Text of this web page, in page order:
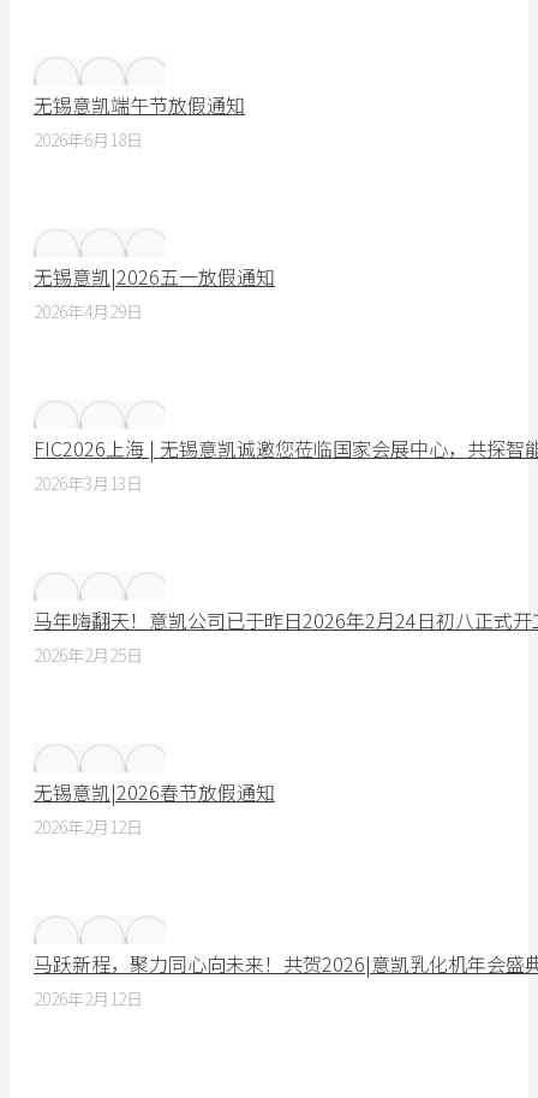
无锡意凯端午节放假通知
2026年6月18日
无锡意凯|2026五一放假通知
2026年4月29日
FIC2026上海 | 无锡意凯诚邀您莅临国家会展中心，共探智
2026年3月13日
马年嗨翻天！意凯公司已于昨日2026年2月24日初八正式
2026年2月25日
无锡意凯|2026春节放假通知
2026年2月12日
马跃新程，聚力同心向未来！共贺2026|意凯乳化机年会盛
2026年2月12日